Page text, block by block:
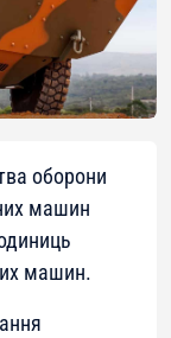
оборони
машин
машин.